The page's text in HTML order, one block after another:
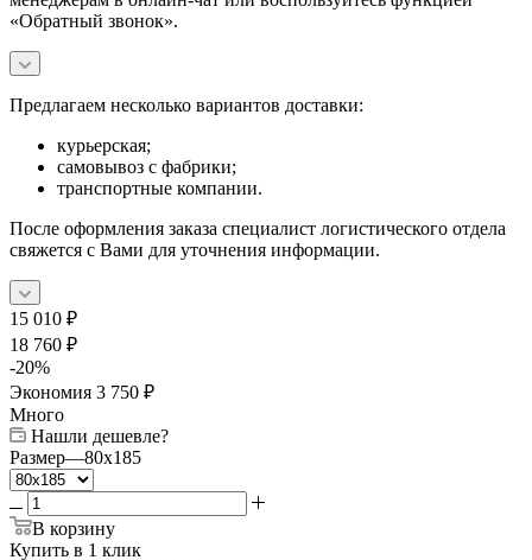
«Обратный звонок».
Предлагаем несколько вариантов доставки:
курьерская;
самовывоз с фабрики;
транспортные компании.
После оформления заказа специалист логистического отдела
свяжется с Вами для уточнения информации.
15 010 ₽
18 760 ₽
-20%
Экономия 3 750 ₽
Много
Нашли дешевле?
Размер—80x185
В корзину
Купить в 1 клик